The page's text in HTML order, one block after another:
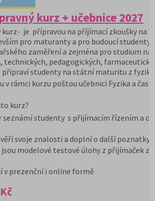
kurz + učebnice 2027
kurz- je přípravou na příjímací zkoušky na
pro maturanty a pro budoucí studenty
zaměření a zejména pro studium na
technických, pedagogických,
studenty na státní maturitu z fyziky.
v rámci kurzu poštou učebnici Fyzika a
kurz?
seznámí studenty s přijímacím řízením a
svoje znalosti a doplní o další poznatky
modelové testové úlohy z přijímaček z
v prezenční i online formě